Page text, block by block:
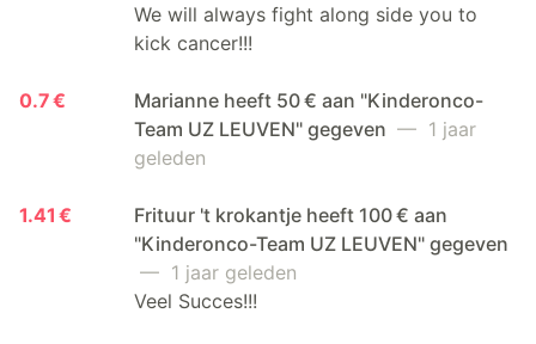
We will always fight along side you to
kick cancer!!!
0.7 €
Marianne heeft 50 € aan "Kinderonco-
Team UZ LEUVEN" gegeven — 1 jaar
geleden
1.41 €
Frituur 't krokantje heeft 100 € aan
"Kinderonco-Team UZ LEUVEN" gegeven
— 1 jaar geleden
Veel Succes!!!